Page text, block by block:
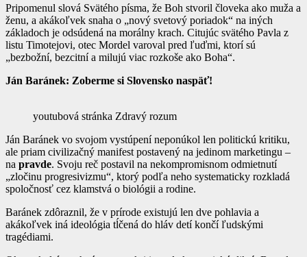
Pripomenul slová Svätého písma, že Boh stvoril človeka ako muža a
ženu, a akákoľvek snaha o „nový svetový poriadok“ na iných
základoch je odsúdená na morálny krach. Citujúc svätého Pavla z
listu Timotejovi, otec Mordel varoval pred ľuďmi, ktorí sú
„bezbožní, bezcitní a milujú viac rozkoše ako Boha“.
Ján Baránek: Zoberme si Slovensko naspäť!
youtubová stránka Zdravý rozum
Ján Baránek vo svojom vystúpení neponúkol len politickú kritiku,
ale priam civilizačný manifest postavený na jedinom marketingu –
na pravde. Svoju reč postavil na nekompromisnom odmietnutí
„zločinu progresivizmu“, ktorý podľa neho systematicky rozkladá
spoločnosť cez klamstvá o biológii a rodine.
Baránek zdôraznil, že v prírode existujú len dve pohlavia a
akákoľvek iná ideológia tĺčená do hláv detí končí ľudskými
tragédiami.